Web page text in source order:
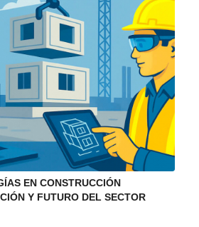
EN CONSTRUCCIÓN
Y FUTURO DEL SECTOR